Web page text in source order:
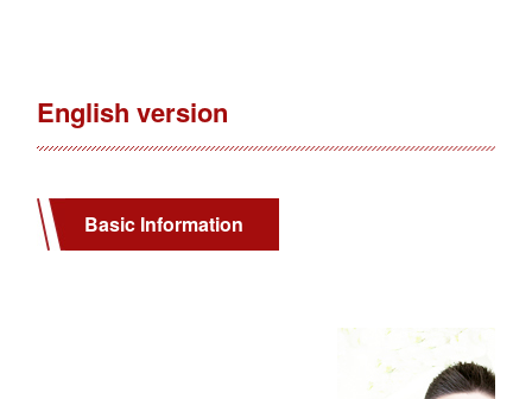
English version
Basic Information